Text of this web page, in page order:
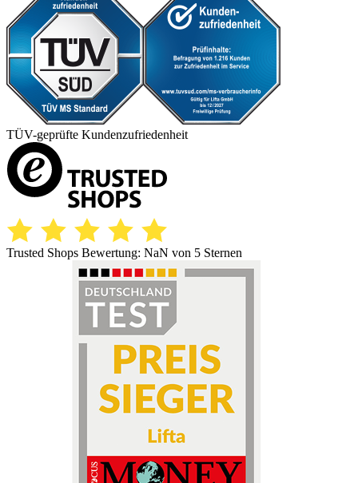
TÜV-geprüfte Kundenzufriedenheit
Trusted Shops Bewertung: NaN von 5 Sternen